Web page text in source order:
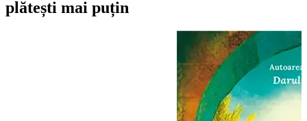
plătești mai puțin